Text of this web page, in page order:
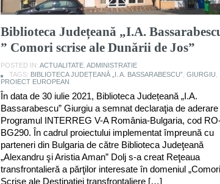
Biblioteca Județeană „I.A.
” Comori scrise ale Dunării de Jos”
POSTED IN: ACTUALITATE, ADMINISTRATIE
TAGS: BIBLIOTECA JUDEȚEANĂ „I. A. BASSARABESCU”, GIURGIU
PROIECT EUROPEAN
În data de 30 iulie 2021, Biblioteca Județeană „I.A.
Bassarabescu” Giurgiu a semnat declaraţia de aderare
Programul INTERREG V-A România-Bulgaria, cod
BG290. În cadrul proiectului implementat împreună cu
parteneri din Bulgaria de către Biblioteca Judeţeană
„Alexandru şi Aristia Aman” Dolj s-a creat Reţeaua
transfrontalieră a părţilor interesate în domeniul
Scrise ale Destinaţiei transfrontaliere […]